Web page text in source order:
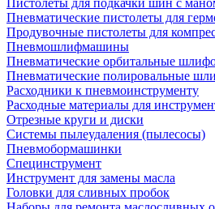
Пистолеты для подкачки шин с
Пневматические пистолеты для
Продувочные пистолеты для
Пневмошлифмашины
Пневматические орбитальные
Пневматические полировальные
Расходники к пневмоинструменту
Расходные материалы для
Отрезные круги и диски
Системы пылеудаления (пылесосы)
Пневмобормашинки
Специнструмент
Инструмент для замены масла
Головки для сливных пробок